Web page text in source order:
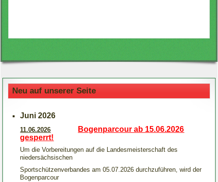
Neu auf unserer Seite
Juni 2026
11.06.2026
Bogenparcour ab 15.06.2026
gesperrt!
Um die Vorbereitungen auf die Landesmeisterschaft des
niedersächsischen
Sportschützenverbandes am 05.07.2026 durchzuführen, wird der
Bogenparcour